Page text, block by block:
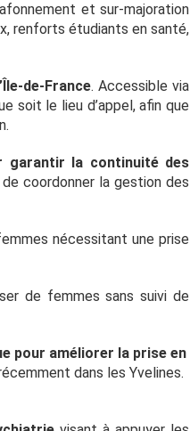
et sur-majoration
renforts étudiants en santé,
de-France. Accessible via
soit le lieu d’appel, afin que
garantir la continuité des
coordonner la gestion des
nécessitant une prise
de femmes sans suivi de
pour améliorer la prise en
dans les Yvelines.